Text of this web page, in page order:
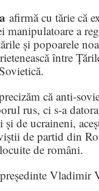
afirmă cu tărie că
manipulatoare a
și popoarele
între
că anti-
rus, ci s-a
și de ucraineni,
de partid din
de români.
Vladimir